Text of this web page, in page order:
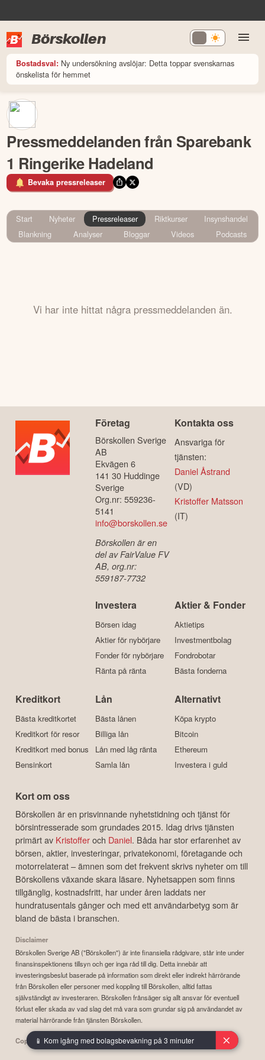
Börskollen
Bostadsval: Ny undersökning avslöjar: Detta toppar svenskarnas
önskelista för hemmet
Pressmeddelanden från Sparebank
1 Ringerike Hadeland
Bevaka pressreleaser
Start Nyheter Pressreleaser Riktkurser
Insynshandel
Blankning
Analyser Bloggar Videos Podcasts
Vi har inte hittat några pressmeddelanden än.
Företag
Börskollen Sverige
AB
Ekvägen 6
141 30 Huddinge
Sverige
Org.nr: 559236-
5141
info@borskollen.se
Börskollen är en
del av FairValue FV
AB, org.nr:
559187-7732
Kontakta oss
Ansvariga för
tjänsten:
Daniel Åstrand
(VD)
Kristoffer Matsson
(IT)
Investera
Börsen idag
Aktier för nybörjare
Fonder för nybörjare
Ränta på ränta
Aktier & Fonder
Aktietips
Investmentbolag
Fondrobotar
Bästa fonderna
Kreditkort
Bästa kreditkortet
Kreditkort för resor
Kreditkort med bonus
Bensinkort
Lån
Bästa lånen
Billiga lån
Lån med låg ränta
Samla lån
Alternativt
Köpa krypto
Bitcoin
Ethereum
Investera i guld
Kort om oss
Börskollen är en prisvinnande nyhetstidning och tjänst för
börsintresserade som grundades 2015. Idag drivs tjänsten
primärt av Kristofferoch Daniel. Båda har stor erfarenhet av
börsen, aktier, investeringar, privatekonomi, företagande och
motorrelaterat – ämnen som det frekvent skrivs nyheter om till
Börskollens växande skara läsare. Nyhetsappen som finns
tillgänglig, kostnadsfritt, har under åren laddats ner
hundratusentals gånger och med ett användarbetyg som är
bland de bästa i branschen.
Disclaimer
Börskollen Sverige AB ("Börskollen") är inte finansiella rådgivare, står inte under
finansinspektionens tillsyn och ger inga råd till dig. Detta innebär att
investeringsbeslut baserade på information som direkt eller indirekt härrörande
från Börskollen eller personer med koppling till Börskollen, alltid fattas
självständigt av investeraren. Börskollen frånsäger sig allt ansvar för eventuell
förlust eller skada av vad slag det må vara som grundar sig på användandet av
material härrörande från tjänsten Börskollen.
Copyright ©2026Börskollen Sverige AB. All rights reserved.
📱 Kom igång med bolagsbevakning på 3 minuter